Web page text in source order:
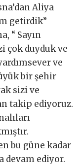
Aliya
getirdik”
“ Sayın
çok duyduk ve
ve
bir şehir
sizi ve
takip ediyoruz.
bu güne kadar
devam ediyor.